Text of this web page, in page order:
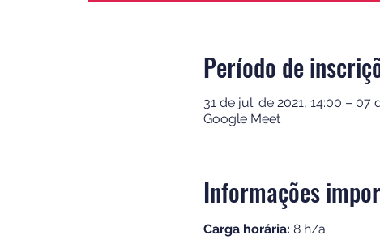
Período de
31 de jul. de 2021, 14:00 – 07
Google Meet
Informações
Carga horária: 8 h/a